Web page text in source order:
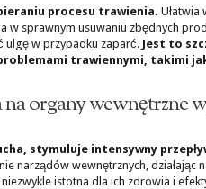
procesu trawienia. Ułatwia
w sprawnym usuwaniu zbędnych
ulgę w przypadku zaparć. Jest to
trawiennymi, takimi
organy wewnętrzne
stymuluje intensywny
narządów wewnętrznych, działając
istotna dla ich zdrowia i